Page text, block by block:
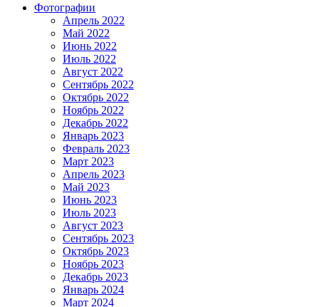
Фотографии
Апрель 2022
Май 2022
Июнь 2022
Июль 2022
Август 2022
Сентябрь 2022
Октябрь 2022
Ноябрь 2022
Декабрь 2022
Январь 2023
Февраль 2023
Март 2023
Апрель 2023
Май 2023
Июнь 2023
Июль 2023
Август 2023
Сентябрь 2023
Октябрь 2023
Ноябрь 2023
Декабрь 2023
Январь 2024
Март 2024